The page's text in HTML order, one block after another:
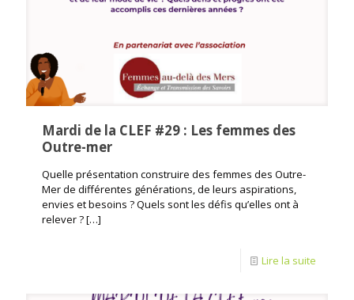
Mardi de la CLEF #29 : Les femmes des
Outre-mer
Quelle présentation construire des femmes des Outre-
Mer de différentes générations, de leurs aspirations,
envies et besoins ? Quels sont les défis qu’elles ont à
relever ?[…]
Lire la suite